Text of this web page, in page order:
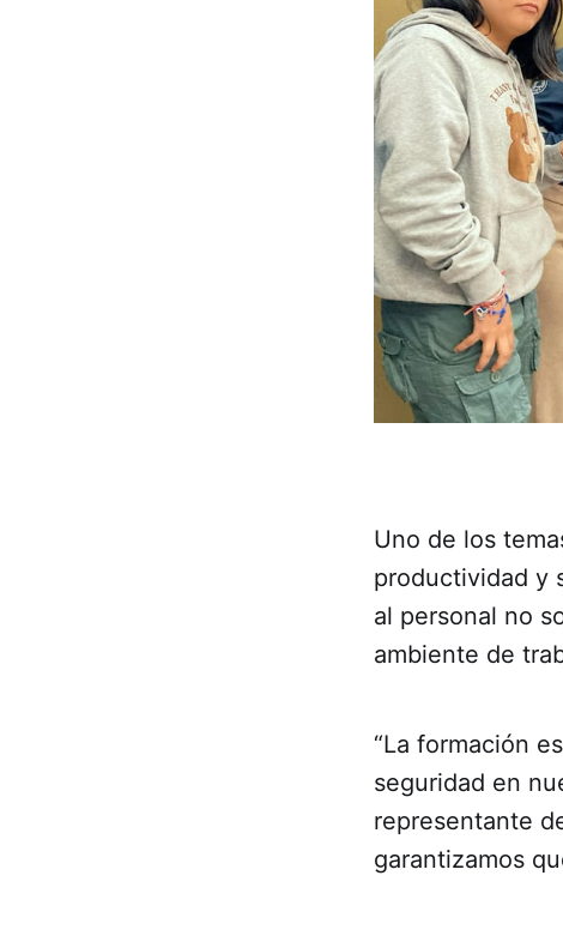
Uno de los
productividad y
al personal no
ambiente de
“La formación
seguridad en
representante
garantizamos